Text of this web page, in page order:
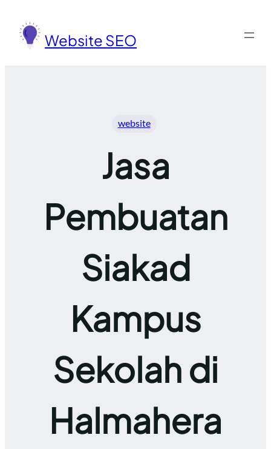
konten
Website SEO
website
Jasa
Pembuatan
Siakad
Kampus
Sekolah di
Halmahera